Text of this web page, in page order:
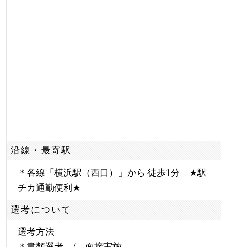
沿線・最寄駅
＊各線「横浜駅（西口）」から 徒歩1分 ★駅
チカ通勤便利 ★
選考について
選考方法